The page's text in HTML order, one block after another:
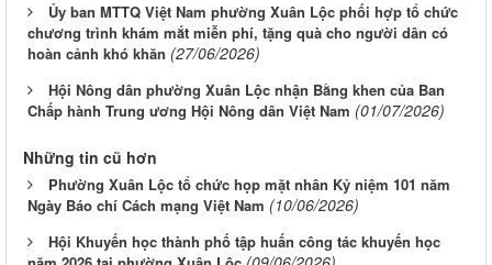
Ủy ban MTTQ Việt Nam phường Xuân Lộc phối hợp tổ chức
chương trình khám mắt miễn phí, tặng quà cho người dân có
hoàn cảnh khó khăn (27/06/2026)
Hội Nông dân phường Xuân Lộc nhận Bằng khen của Ban
Chấp hành Trung ương Hội Nông dân Việt Nam (01/07/2026)
Những tin cũ hơn
Phường Xuân Lộc tổ chức họp mặt nhân Kỷ niệm 101 năm
Ngày Báo chí Cách mạng Việt Nam (10/06/2026)
Hội Khuyến học thành phố tập huấn công tác khuyến học